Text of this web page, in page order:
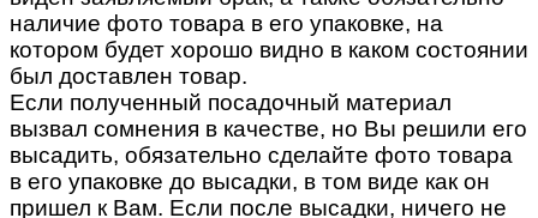
наличие фото товара в его упаковке, на
котором будет хорошо видно в каком состоянии
был доставлен товар.
Если полученный посадочный материал
вызвал сомнения в качестве, но Вы решили его
высадить, обязательно сделайте фото товара
в его упаковке до высадки, в том виде как он
пришел к Вам. Если после высадки, ничего не